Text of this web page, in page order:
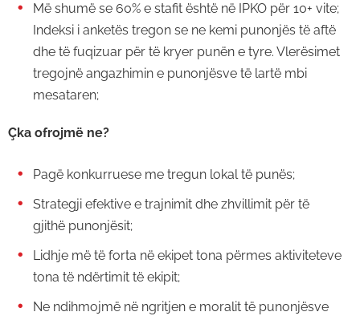
Më shumë se 60% e stafit është në IPKO për 10+ vite;
Indeksi i anketës tregon se ne kemi punonjës të aftë
dhe të fuqizuar për të kryer punën e tyre. Vlerësimet
tregojnë angazhimin e punonjësve të lartë mbi
mesataren;
Çka ofrojmë ne?
Pagë konkurruese me tregun lokal të punës;
Strategji efektive e trajnimit dhe zhvillimit për të
gjithë punonjësit;
Lidhje më të forta në ekipet tona përmes aktiviteteve
tona të ndërtimit të ekipit;
Ne ndihmojmë në ngritjen e moralit të punonjësve